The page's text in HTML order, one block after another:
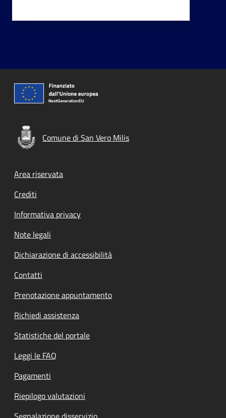
Comune di San Vero Milis
Footer menu
Area riservata
Crediti
Informativa privacy
Note legali
Dichiarazione di accessibilità
Contatti
Prenotazione appuntamento
Richiedi assistenza
Statistiche del portale
Leggi le FAQ
Pagamenti
Riepilogo valutazioni